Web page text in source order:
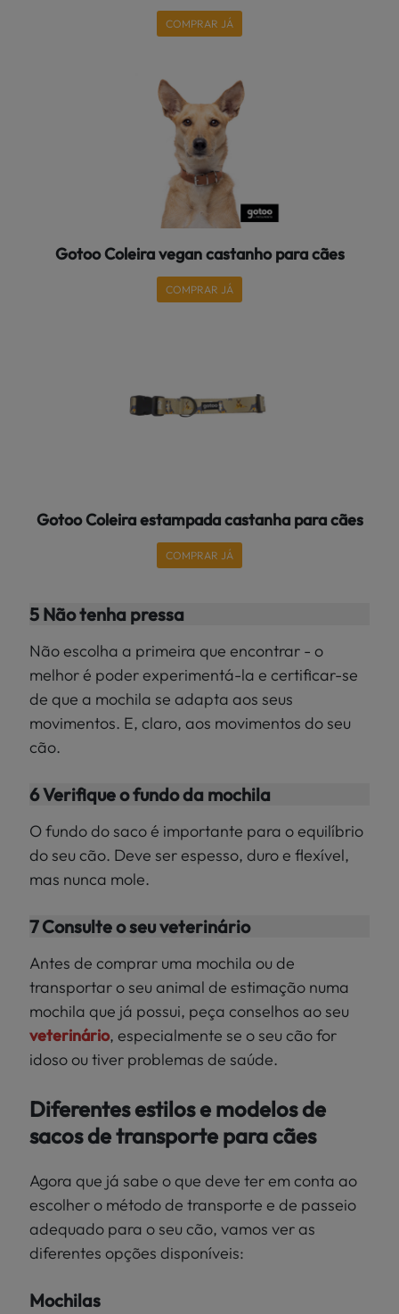
Gotoo Coleira vegan castanho para cães
COMPRAR JÁ
COMPRAR JÁ
Gotoo Coleira estampada castanha para cães
COMPRAR JÁ
5 Não tenha pressa
Não escolha a primeira que encontrar - o
melhor é poder experimentá-la e certificar-se
de que a mochila se adapta aos seus
movimentos. E, claro, aos movimentos do seu
cão.
6 Verifique o fundo da mochila
O fundo do saco é importante para o equilíbrio
do seu cão. Deve ser espesso, duro e flexível,
mas nunca mole.
7 Consulte o seu veterinário
Antes de comprar uma mochila ou de
transportar o seu animal de estimação numa
mochila que já possui, peça conselhos ao seu
veterinário, especialmente se o seu cão for
idoso ou tiver problemas de saúde.
Diferentes estilos e modelos de
sacos de transporte para cães
Agora que já sabe o que deve ter em conta ao
escolher o método de transporte e de passeio
adequado para o seu cão, vamos ver as
diferentes opções disponíveis:
Mochilas